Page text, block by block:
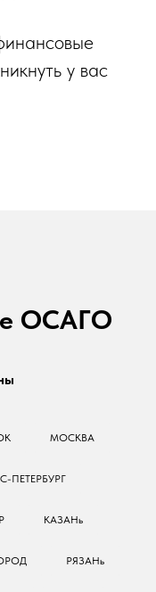
у вас
ОСАГО
МОСКВА
С-ПЕТЕРБУРГ
КАЗАНь
РЯЗАНь